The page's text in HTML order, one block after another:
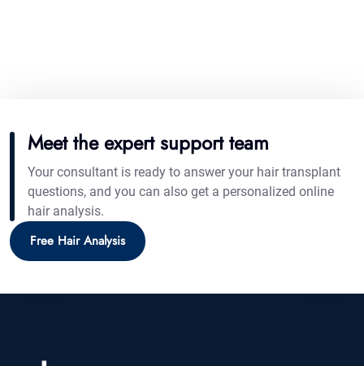
Meet the expert support team
Your consultant is ready to answer your hair transplant
questions, and you can also get a personalized online
hair analysis.
Free Hair Analysis